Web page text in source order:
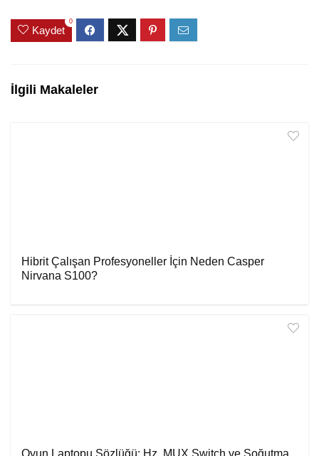
Kaydet
0
İlgili Makaleler
Hibrit Çalışan Profesyoneller İçin Neden Casper
Nirvana S100?
Oyun Laptopu Sözlüğü: Hz, MUX Switch ve Soğutma